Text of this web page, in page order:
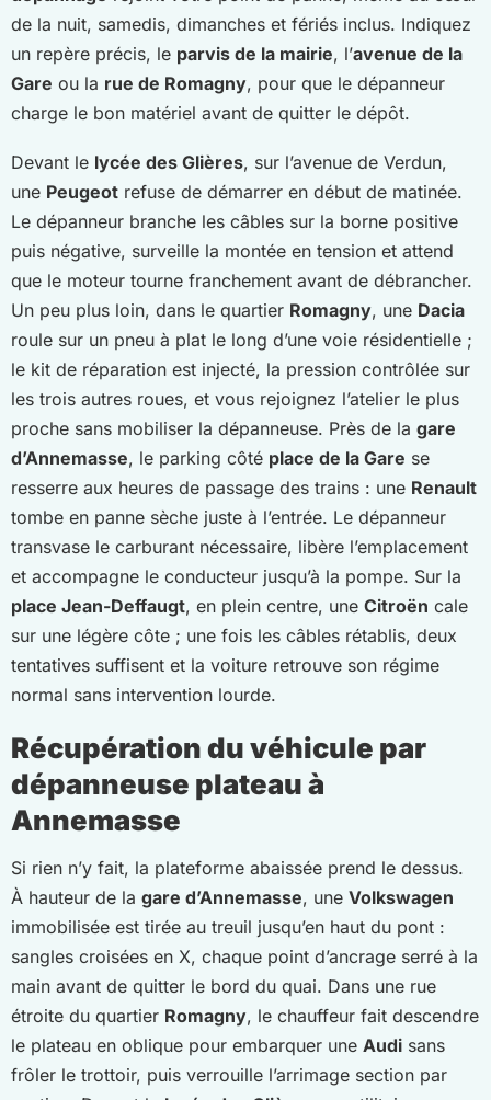
de la nuit, samedis, dimanches et fériés inclus. Indiquez
un repère précis, le parvis de la mairie, l’avenue de la
Gare ou la rue de Romagny, pour que le dépanneur
charge le bon matériel avant de quitter le dépôt.
Devant le lycée des Glières, sur l’avenue de Verdun,
une Peugeot refuse de démarrer en début de matinée.
Le dépanneur branche les câbles sur la borne positive
puis négative, surveille la montée en tension et attend
que le moteur tourne franchement avant de débrancher.
Un peu plus loin, dans le quartier Romagny, une Dacia
roule sur un pneu à plat le long d’une voie résidentielle ;
le kit de réparation est injecté, la pression contrôlée sur
les trois autres roues, et vous rejoignez l’atelier le plus
proche sans mobiliser la dépanneuse. Près de la gare
d’Annemasse, le parking côté place de la Gare se
resserre aux heures de passage des trains : une Renault
tombe en panne sèche juste à l’entrée. Le dépanneur
transvase le carburant nécessaire, libère l’emplacement
et accompagne le conducteur jusqu’à la pompe. Sur la
place Jean-Deffaugt, en plein centre, une Citroën cale
sur une légère côte ; une fois les câbles rétablis, deux
tentatives suffisent et la voiture retrouve son régime
normal sans intervention lourde.
Récupération du véhicule par
dépanneuse plateau à
Annemasse
Si rien n’y fait, la plateforme abaissée prend le dessus.
À hauteur de la gare d’Annemasse, une Volkswagen
immobilisée est tirée au treuil jusqu’en haut du pont :
sangles croisées en X, chaque point d’ancrage serré à la
main avant de quitter le bord du quai. Dans une rue
étroite du quartier Romagny, le chauffeur fait descendre
le plateau en oblique pour embarquer une Audi sans
frôler le trottoir, puis verrouille l’arrimage section par